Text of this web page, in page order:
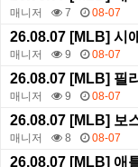
매니저 7 08-07
26.08.07 [MLB] 시
매니저 9 08-07
26.08.07 [MLB] 필
매니저 9 08-07
26.08.07 [MLB] 보
매니저 8 08-07
26.08.07 [MLB] 애